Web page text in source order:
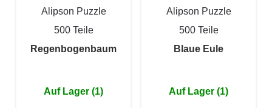
Alipson Puzzle
500 Teile
Regenbogenbaum
Auf Lager (1)
Alipson Puzzle
500 Teile
Blaue Eule
Auf Lager (1)